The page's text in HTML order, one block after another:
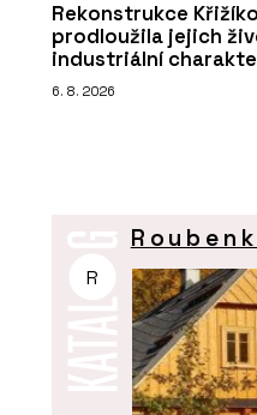
Rekonstrukce
prodloužila jejich
industriální
6. 8. 2026
R